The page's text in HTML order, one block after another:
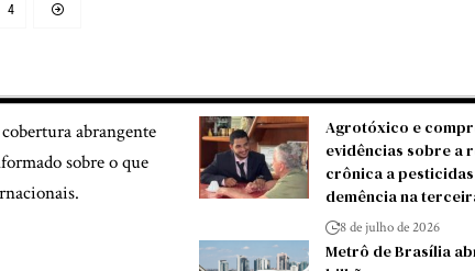
4
abrangente
sobre o que
Agrotóxico e
evidências sobre a
crônica a
demência na
8 de julho de 2026
Metrô de Brasília